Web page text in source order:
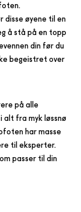
disse øyene til en
å stå på en topp
din før du
begeistret over
på alle
alt fra myk løssnø
har masse
til eksperter.
passer til din